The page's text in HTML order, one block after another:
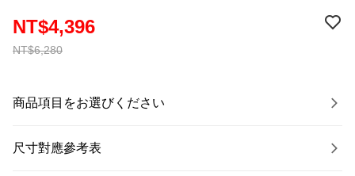
NT$6,280
NT$4,396
商品項目をお選びください
尺寸對應參考表